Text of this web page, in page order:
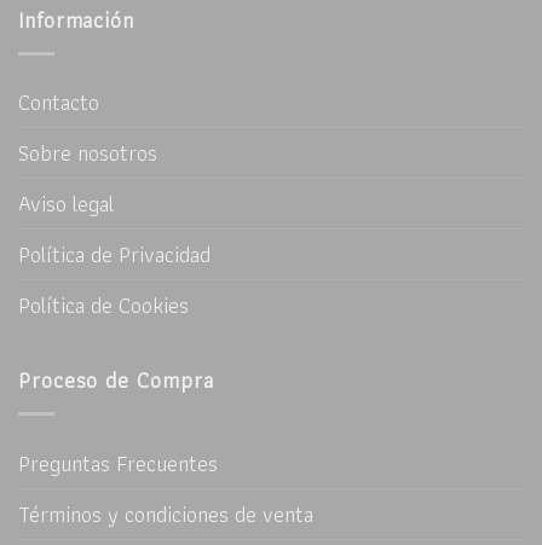
Información
Contacto
Sobre nosotros
Aviso legal
Política de Privacidad
Política de Cookies
Proceso de Compra
Preguntas Frecuentes
Términos y condiciones de venta